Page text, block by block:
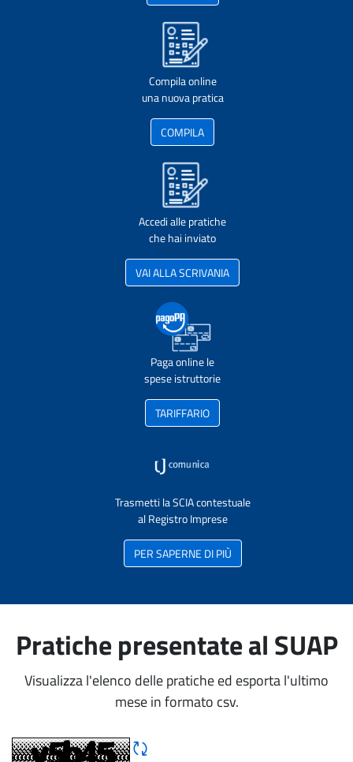
Compila online
una nuova pratica
COMPILA
Accedi alle pratiche
che hai inviato
VAI ALLA SCRIVANIA
Paga online le
spese istruttorie
TARIFFARIO
Trasmetti la SCIA contestuale
al Registro Imprese
PER SAPERNE DI PIÙ
Pratiche presentate al SUAP
Visualizza l'elenco delle pratiche ed esporta l'ultimo
mese in formato csv.
Rigene CAPTCHA